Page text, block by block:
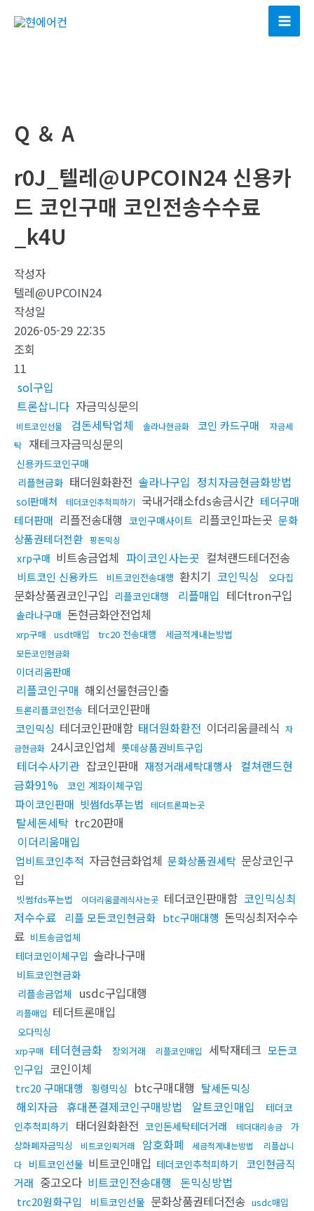
Main
Q ＆ A
r0J_텔레@UPCOIN24 신용카
드 코인구매 코인전송수수료
_k4U
작성자
텔레@UPCOIN24
작성일
2026-05-29 22:35
조회
11
sol구입
트론삽니다 자금믹싱문의
비트코인선물 검돈세탁업체 솔라나현금화 코인 카드구매
자금세
탁
재테크자금믹싱문의
신용카드코인구매
리플현금화 태더원화환전 솔라나구입 정치자금현금화방법
sol판매처 테더코인추척피하기 국내거래소fds송금시간 테더구매
테더판매 리플전송대행 코인구매사이트 리플코인파는곳 문화
상품권테더전환 핑돈믹싱
xrp구매 비트송금업체 파이코인사는곳 컬쳐랜드테더전송
비트코인 신용카드 비트코인전송대행 환치기 코인믹싱 오다집
문화상품권코인구입 리플코인대행 리플매입 테더tron구입
솔라나구매 돈현금화안전업체
xrp구매 usdt매입 trc20 전송대행 세금적게내는방법
모든코인현금화
이더리움판매
리플코인구매 해외선물현금인출
트론리플코인전송 테더코인판매
코인믹싱 테더코인판매함 태더원화환전 이더리움클레식 자
금현금화 24시코인업체 롯데상품권비트구입
테더수사기관 잡코인판매 재정거래세탁대행사 컬쳐랜드현
금화91%
코인 계좌이체구입
파이코인판매 빗썸fds푸는법 테더트론파는곳
탈세돈세탁 trc20판매
이더리움매입
업비트코인추적 자금현금화업체 문화상품권세탁 문상코인구
입
빗썸fds푸는법 이더리움클레식사는곳 테더코인판매함 코인믹싱최
저수수료
리플 모든코인현금화 btc구매대행 돈믹싱최저수수
료 비트송금업체
테더코인이체구입 솔라나구매
비트코인현금화
리플송금업체 usdc구입대행
리플매입 테더트론매입
오다믹싱
xrp구매 테더현금화 장외거래 리플코인매입 세탁재테크 모든코
인구입 코인이체
trc20 구매대행 횡령믹싱 btc구매대행 탈세돈믹싱
해외자금 휴대폰결제코인구매방법 알트코인매입
테더코
인추척피하기
태더원화환전 코인돈세탁테더거래 테더대리송금
가
상화폐자금믹싱
비트코인퀵거래 암호화폐 세금적게내는방법
리플삽니
다
비트코인선물 비트코인매입 테더코인추척피하기
코인현금직
거래 중고오다 비트코인전송대행 돈믹싱방법
trc20원화구입 비트코인선물 문화상품권테더전송 usdc매입